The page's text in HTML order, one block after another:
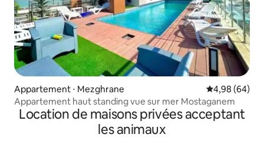
Appartement ⋅ Mezghrane Évaluation
4,98 (64)
Appartement haut standing vue sur mer Mostaganem
Location de maisons privées acceptant
les animaux